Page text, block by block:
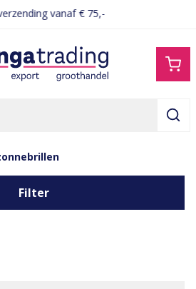
vanaf € 75,-
Filter